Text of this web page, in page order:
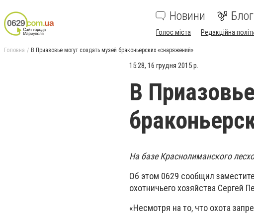
Новини
Голос міста Редакційна
Головна В Приазовье могут создать музей браконьерских «снаряжений»
15:28, 16 грудня 2015 р.
В
На базе Краснолиманского
Об этом 0629 сообщил
охотничьего хозяйства Сергей
«Несмотря на то, что охота